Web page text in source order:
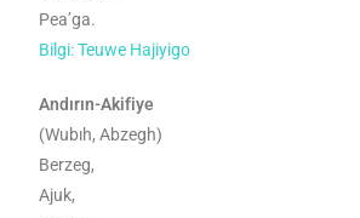
Pea’ga.
Bilgi: Teuwe Hajiyigo
Andırın-Akifiye
(Wubıh, Abzegh)
Berzeg,
Ajuk,